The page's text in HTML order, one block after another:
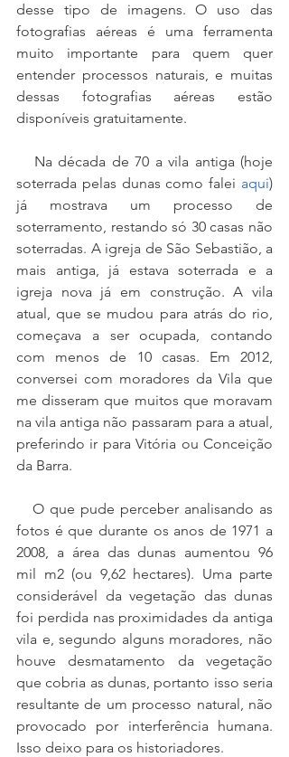
desse tipo de imagens. O uso das
fotografias aéreas é uma ferramenta
muito importante para quem quer
entender processos naturais, e muitas
dessas fotografias aéreas estão
disponíveis gratuitamente.
soterrada pelas dunas como falei aqui)
já mostrava um processo de
soterramento, restando só 30 casas não
soterradas. A igreja de São Sebastião, a
mais antiga, já estava soterrada e a
igreja nova já em construção. A vila
atual, que se mudou para atrás do rio,
começava a ser ocupada, contando
com menos de 10 casas. Em 2012,
conversei com moradores da Vila que
me disseram que muitos que moravam
na vila antiga não passaram para a atual,
preferindo ir para Vitória ou Conceição
da Barra.
fotos é que durante os anos de 1971 a
2008, a área das dunas aumentou 96
mil m2 (ou 9,62 hectares). Uma parte
considerável da vegetação das dunas
foi perdida nas proximidades da antiga
vila e, segundo alguns moradores, não
houve desmatamento da vegetação
que cobria as dunas, portanto isso seria
resultante de um processo natural, não
provocado por interferência humana.
Isso deixo para os historiadores.